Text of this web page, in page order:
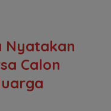
Nyatakan
Calon